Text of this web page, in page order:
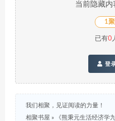
当前隐藏
1
已有0
登
我们相聚，见证阅读的力量！
相聚书屋 » 《熊秉元生活经济学